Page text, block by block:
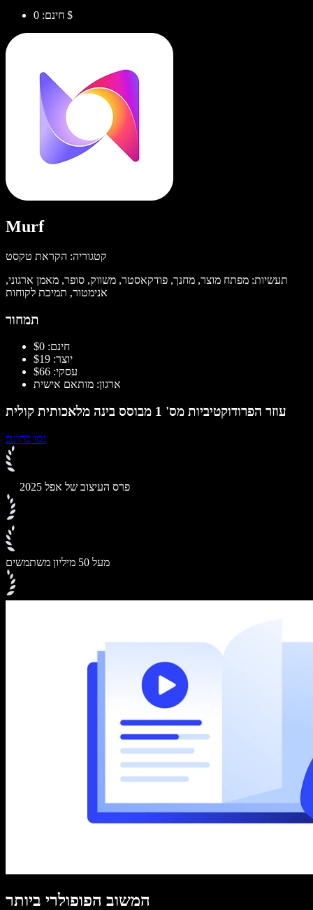
חינם: 0 $
Murf
קטגוריה: הקראת טקסט
תעשיות: מפתח מוצר, מחנך, פודקאסטר, משווק, סופר, מאמן ארגוני,
אנימטור, תמיכת לקוחות
תמחור
חינם: $0
יוצר: $19
עסקי: $66
ארגון: מותאם אישית
עוזר הפרודוקטיביות מס' 1 מבוסס בינה מלאכותית קולית
נסו בחינם
פרס העיצוב של אפל 2025
מעל 50 מיליון משתמשים
המשוב הפופולרי ביותר